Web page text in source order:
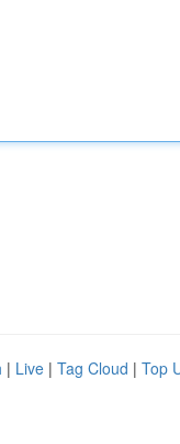
| Live | Tag Cloud | Top